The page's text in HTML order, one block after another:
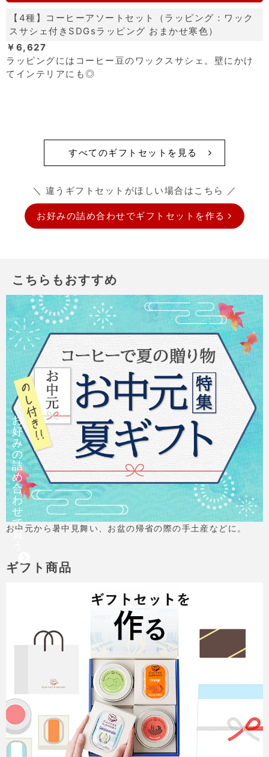
【4種】コーヒーアソートセット（ラッピング：ワック
スサシェ付きSDGsラッピング おまかせ寒色）
￥6,627
ラッピングにはコーヒー豆のワックスサシェ。壁にかけ
てインテリアにも◎
すべてのギフトセットを見る
＼ 違うギフトセットがほしい場合はこちら ／
お好みの詰め合わせでギフトセットを作る
こちらもおすすめ
お中元から暑中見舞い、お盆の帰省の際の手土産などに。
ギフト商品
お
好
み
の
詰
め
合
わ
せ
で
買